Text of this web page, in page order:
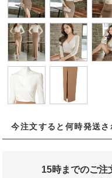
今注文すると何時発送さ
15時までのご注